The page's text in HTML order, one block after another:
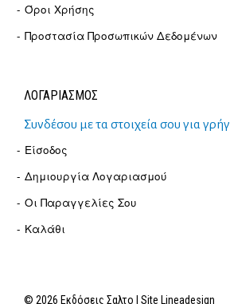
Όροι Χρήσης
Προστασία Προσωπικών Δεδομένων
ΛΟΓΑΡΙΑΣΜΟΣ
Συνδέσου με τα στοιχεία σου για
Είσοδος
Δημιουργία Λογαριασμού
Οι Παραγγελίες Σου
Καλάθι
© 2026 Εκδόσεις Σαλτο | Site Lineadesign